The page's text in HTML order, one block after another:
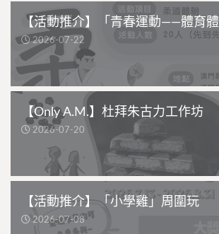
【活動推介】「青春運動——體育
2026-07-22
【Only A.M.】杜拜朱古力工作坊
2026-07-20
【活動推介】「小學雞」周圍玩
2026-07-08